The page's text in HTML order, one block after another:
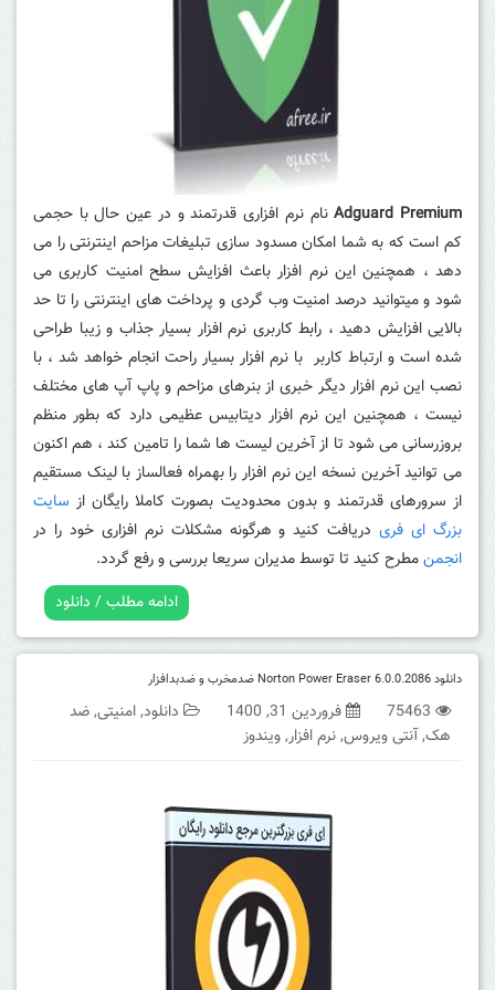
Adguard Premiumنام نرم افزاری قدرتمند و در عین حال با حجمی
کم است که به شما امکان مسدود سازی تبلیغات مزاحم اینترنتی را می
دهد ، همچنین این نرم افزار باعث افزایش سطح امنیت کاربری می
شود و میتوانید درصد امنیت وب گردی و پرداخت های اینترنتی را تا حد
بالایی افزایش دهید ، رابط کاربری نرم افزار بسیار جذاب و زیبا طراحی
شده است و ارتباط کاربر با نرم افزار بسیار راحت انجام خواهد شد ، با
نصب این نرم افزار دیگر خبری از بنرهای مزاحم و پاپ آپ های مختلف
نیست ، همچنین این نرم افزار دیتابیس عظیمی دارد که بطور منظم
بروزرسانی می شود تا از آخرین لیست ها شما را تامین کند ، هم اکنون
می توانید آخرین نسخه این نرم افزار را بهمراه فعالساز با لینک مستقیم
از سرورهای قدرتمند و بدون محدودیت بصورت کاملا رایگان از سایت
بزرگ ای فریدریافت کنید و هرگونه مشکلات نرم افزاری خود را در
انجمنمطرح کنید تا توسط مدیران سریعا بررسی و رفع گردد.
ادامه مطلب / دانلود
دانلود Norton Power Eraser 6.0.0.2086 ضدمخرب و ضدبدافزار
75463 فروردین 31, 1400 دانلود,امنیتی,ضد
هک,آنتی ویروس,نرم افزار,ویندوز